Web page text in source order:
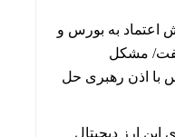
اعتماد به بورس و
مشکل
با اذن رهبری حل